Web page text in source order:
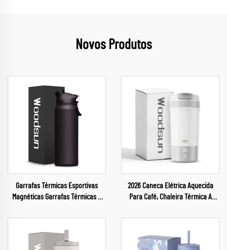
Novos Produtos
Garrafas Térmicas Esportivas
Magnéticas Garrafas Térmicas a
Viagem Garrafa de Água
Personalizada
2026 Caneca Elétrica Aquecida
Para Café, Chaleira Térmica A
Inteligente